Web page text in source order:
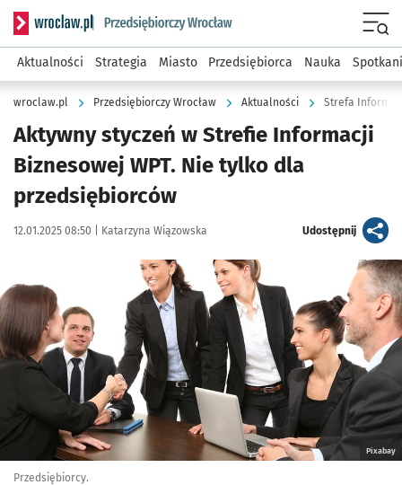
Serwis informacyjny wroclaw.pl podserwis: Strategia
Aktualności Strategia Miasto Przedsiębiorca Nauka
wroclaw.pl Przedsiębiorczy Wrocław Aktualności Strefa
Aktywny styczeń w Strefie Informacji
Biznesowej WPT. Nie tylko dla
przedsiębiorców
Data publikacji:
12.01.2025 08:50 | Autor:
Katarzyna Wiązowska Udostępnijartykuł
Kliknij, aby powiększyć
Pixabay
Przedsiębiorcy.